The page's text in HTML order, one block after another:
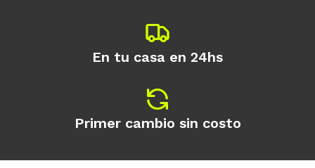
En tu casa en 24hs
Primer cambio sin costo